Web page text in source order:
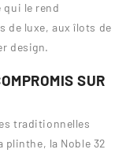
qui le rend
de luxe, aux îlots de
design.
SUR
traditionnelles
la Noble 32